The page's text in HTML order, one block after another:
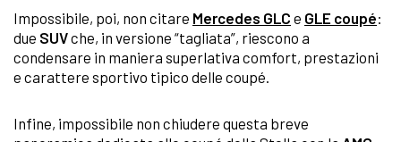
Impossibile, poi, non citare Mercedes GLC e GLE coupé:
due SUVche, in versione “tagliata”, riescono a
condensare in maniera superlativa comfort, prestazioni
e carattere sportivo tipico delle coupé.
Infine, impossibile non chiudere questa breve